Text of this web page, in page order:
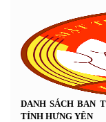
DANH SÁCH BAN
TỈNH HƯNG YÊN